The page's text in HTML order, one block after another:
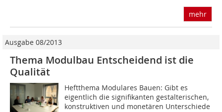
mehr
Ausgabe 08/2013
Thema Modulbau Entscheidend ist die
Qualität
Heftthema Modulares Bauen: Gibt es
eigentlich die signifikanten gestalterischen,
konstruktiven und monetären Unterschiede